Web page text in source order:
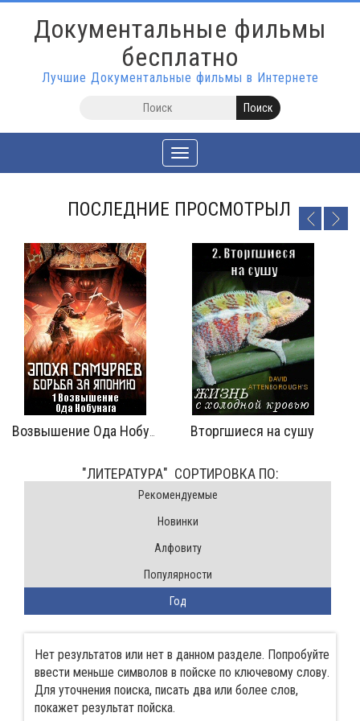
Документальные фильмы
бесплатно
Лучшие Документальные фильмы в Интернете
Toggle
navigation
ПОСЛЕДНИЕ ПРОСМОТРЫЛ
Вторгшиеся на сушу
"ЛИТЕРАТУРА" CОРТИРОВКА ПО:
Pекомендуемые
Новинки
Алфовиту
Популярности
Год
Нет результатов или нет в данном разделе. Попробуйте
ввести меньше символов в пойске по ключевому слову.
Для уточнения поиска, писать два или более слов,
покажет результат пойска.